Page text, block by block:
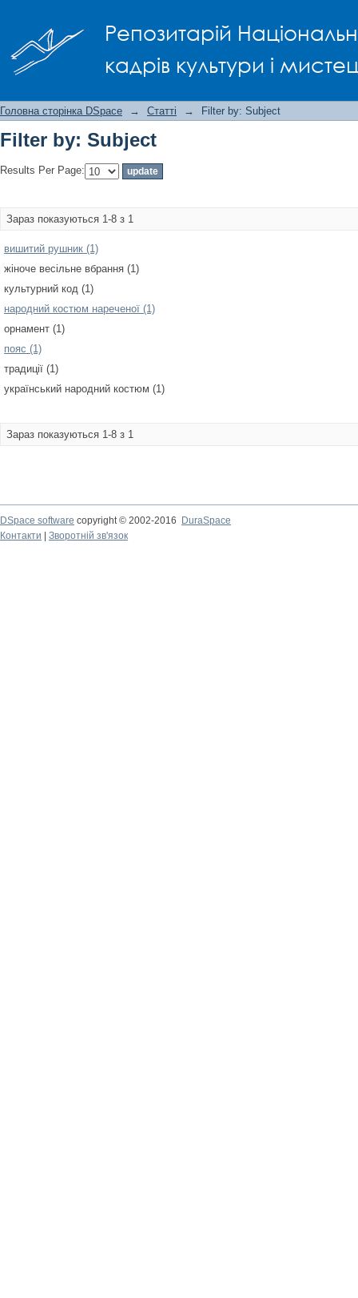
Репозитарій
кадрів культури і
Головна сторінка DSpace → Статті → Filter by: Subject
Filter by: Subject
Results Per Page:
Зараз показуються 1-8 з 1
вишитий рушник (1)
жіноче весільне вбрання (1)
культурний код (1)
народний костюм нареченої (1)
орнамент (1)
пояс (1)
традиції (1)
український народний костюм (1)
Зараз показуються 1-8 з 1
DSpace software copyright © 2002-2016
DuraSpace
Контакти
Зворотній зв'язок